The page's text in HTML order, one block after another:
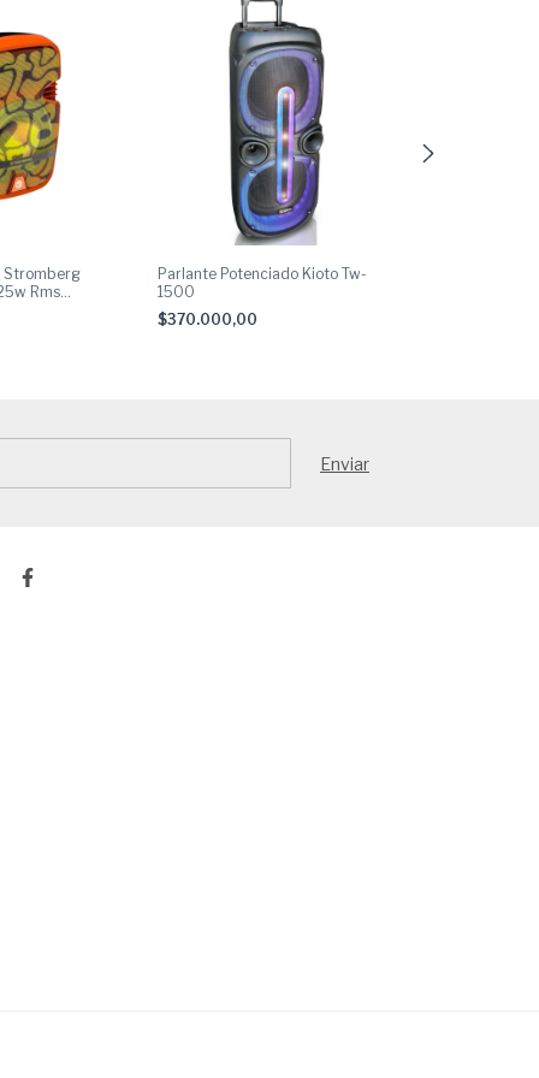
Stromberg
Rms
Parlante Potenciado Kioto Tw-
1500
$370.000,00